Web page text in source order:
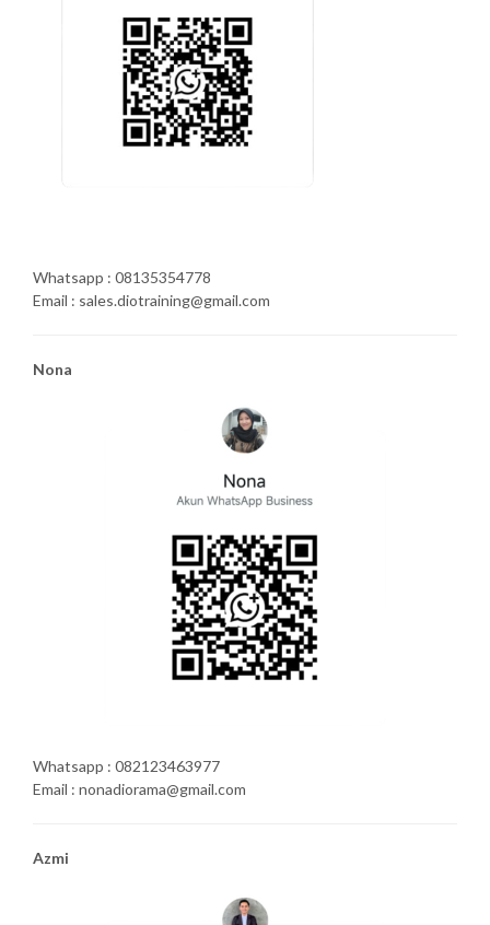
Whatsapp : 08135354778
Email : sales.diotraining@gmail.com
Nona
Whatsapp : 082123463977
Email : nonadiorama@gmail.com
Azmi